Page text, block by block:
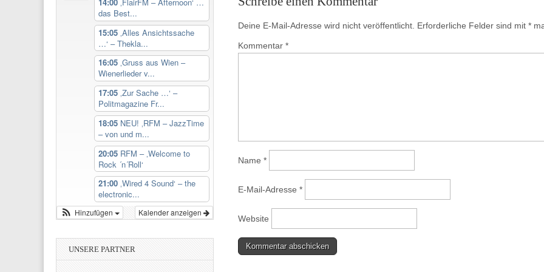
Deine E-Mail-Adresse wird nicht veröffentlicht. Erforderliche Felder sind mit *
Kommentar *
Name *
E-Mail-Adresse *
Website
das Best...
15:05 ‚Alles Ansichtssache
…‘ – Thekla...
16:05 ‚Gruss aus Wien –
Wienerlieder v...
17:05 ‚Zur Sache …‘ –
Politmagazine Fr...
18:05 NEU! ‚RFM – JazzTime
– von und m...
20:05 RFM – ‚Welcome to
Rock ´n´Roll‘
21:00 ‚Wired 4 Sound‘ – the
electronic...
Kalender anzeigen
Hinzufügen
UNSERE PARTNER